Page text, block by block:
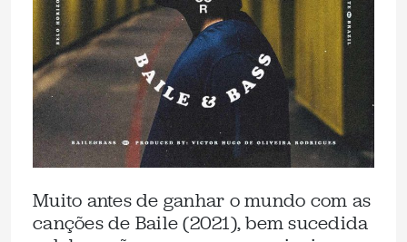
Muito antes de ganhar o mundo com as
canções de Baile (2021), bem sucedida